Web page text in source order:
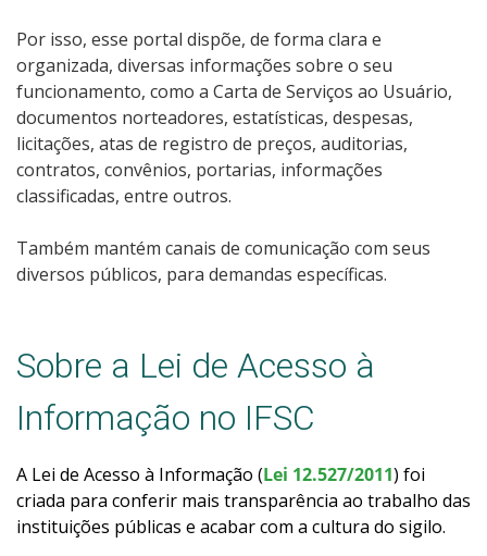
Servidores
Relatórios de Gestão
Perguntas Frequentes
Publicações Oficiais
Tecnologia da Informação
Relação com Fundação de Apoio
Por isso, esse portal dispõe, de forma clara e
organizada, diversas informações sobre o seu
funcionamento, como a Carta de Serviços ao Usuário,
documentos norteadores, estatísticas, despesas,
licitações, atas de registro de preços, auditorias,
contratos, convênios, portarias, informações
classificadas, entre outros.
Também mantém canais de comunicação com seus
diversos públicos, para demandas específicas.
Sobre a Lei de Acesso à
Informação no IFSC
A Lei de Acesso à Informação (Lei 12.527/2011) foi
criada para conferir mais transparência ao trabalho das
instituições públicas e acabar com a cultura do sigilo.